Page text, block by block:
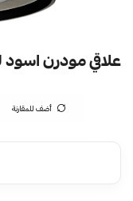
علاقي مودرن اسود لون
أضف للمقارنة